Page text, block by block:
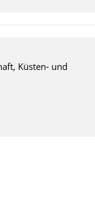
Küsten- und